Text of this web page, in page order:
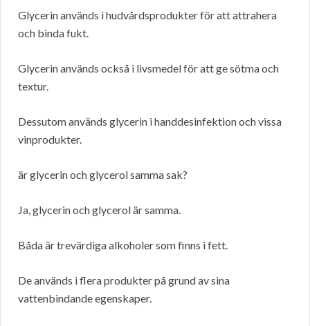
Glycerin används i hudvårdsprodukter för att attrahera
och binda fukt.
Glycerin används också i livsmedel för att ge sötma och
textur.
Dessutom används glycerin i handdesinfektion och vissa
vinprodukter.
är glycerin och glycerol samma sak?
Ja, glycerin och glycerol är samma.
Båda är trevärdiga alkoholer som finns i fett.
De används i flera produkter på grund av sina
vattenbindande egenskaper.